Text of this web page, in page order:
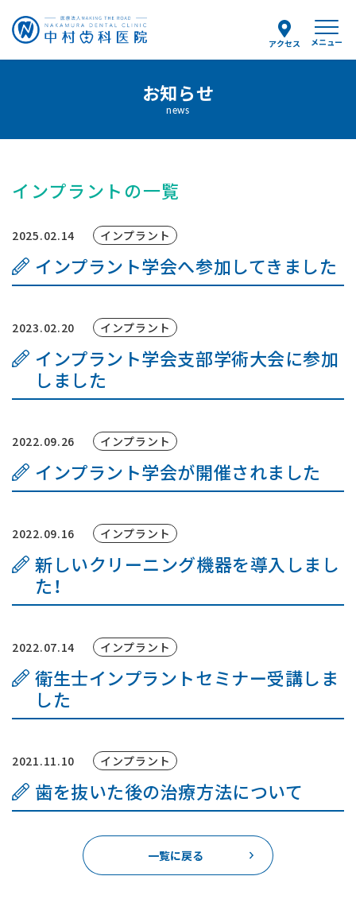
アクセス
お知らせ
news
インプラントの一覧
2025.02.14 インプラント
インプラント学会へ参加してきました
2023.02.20 インプラント
インプラント学会支部学術大会に参加
しました
2022.09.26 インプラント
インプラント学会が開催されました
2022.09.16 インプラント
新しいクリーニング機器を導入しまし
た！
2022.07.14 インプラント
衛生士インプラントセミナー受講しま
した
2021.11.10 インプラント
歯を抜いた後の治療方法について
一覧に戻る
メニュー
予約のお電話はこちらから
0154-25-8036
（受付時間）
当院について
スタッフ紹介
はじめての方へ
交通アクセス
お問い合わせ